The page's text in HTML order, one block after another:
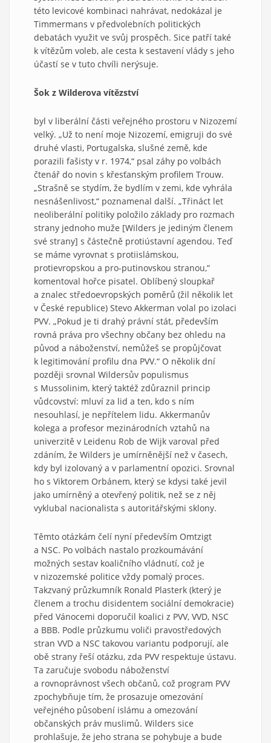
této levicové kombinaci nahrávat, nedokázal je
Timmermans v předvolebních politických
debatách využit ve svůj prospěch. Sice patří také
k vítězům voleb, ale cesta k sestavení vlády s jeho
účastí se v tuto chvíli nerýsuje.
Šok z Wilderova vítězství
byl v liberální části veřejného prostoru v Nizozemí
velký. „Už to není moje Nizozemí, emigruji do své
druhé vlasti, Portugalska, slušné země, kde
porazili fašisty v r. 1974,“ psal záhy po volbách
čtenář do novin s křesťanským profilem Trouw.
„Strašně se stydím, že bydlím v zemi, kde vyhrála
nesnášenlivost,“ poznamenal další. „Třináct let
neoliberální politiky položilo základy pro rozmach
strany jednoho muže [Wilders je jediným členem
své strany] s částečně protiústavní agendou. Teď
se máme vyrovnat s protiislámskou,
protievropskou a pro-putinovskou stranou,“
komentoval hořce pisatel. Oblíbený sloupkař
a znalec středoevropských poměrů (žil několik let
v České republice) Stevo Akkerman volal po izolaci
PVV. „Pokud je ti drahý právní stát, především
rovná práva pro všechny občany bez ohledu na
původ a náboženství, nemůžeš se propůjčovat
k legitimování profilu dna PVV.“ O několik dní
později srovnal Wildersův populismus
s Mussolinim, který taktéž zdůraznil princip
vůdcovství: mluví za lid a ten, kdo s ním
nesouhlasí, je nepřítelem lidu. Akkermanův
kolega a profesor mezinárodních vztahů na
univerzitě v Leidenu Rob de Wijk varoval před
zdáním, že Wilders je umírněnější než v časech,
kdy byl izolovaný a v parlamentní opozici. Srovnal
ho s Viktorem Orbánem, který se kdysi také jevil
jako umírněný a otevřený politik, než se z něj
vyklubal nacionalista s autoritářskými sklony.
Těmto otázkám čelí nyní především Omtzigt
a NSC. Po volbách nastalo prozkoumávání
možných sestav koaličního vládnutí, což je
v nizozemské politice vždy pomalý proces.
Takzvaný průzkumník Ronald Plasterk (který je
členem a trochu disidentem sociální demokracie)
před Vánocemi doporučil koalici z PVV, VVD, NSC
a BBB. Podle průzkumu voliči pravostředových
stran VVD a NSC takovou variantu podporují, ale
obě strany řeší otázku, zda PVV respektuje ústavu.
Ta zaručuje svobodu náboženství
a rovnoprávnost všech občanů, což program PVV
zpochybňuje tím, že prosazuje omezování
veřejného působení islámu a omezování
občanských práv muslimů. Wilders sice
prohlašuje, že jeho strana se pohybuje a bude